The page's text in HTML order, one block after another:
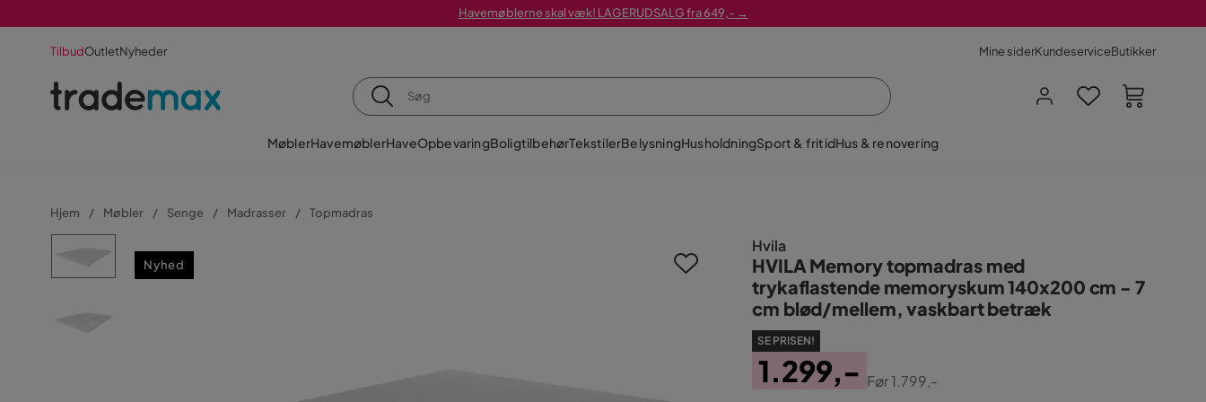
Havemøblerne skal væk! LAGERUDSALG fra 649,- →
TilbudOutletNyheder Mine siderKundeserviceButikker
MøblerHavemøblerHaveOpbevaringBoligtilbehørTekstilerBelysningHusholdningSport & fritidHus & renovering
Hjem Møbler Senge Madrasser Topmadras
Nyhed
Hvila
HVILA Memory topmadras med
trykaflastende memoryskum 140x200 cm - 7
cm blød/mellem, vaskbart betræk
SE PRISEN!
1.299,- Før1.799,-